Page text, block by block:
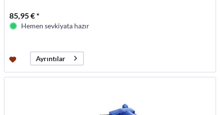
85,95 € *
Hemen sevkiyata hazır
Ayrıntılar